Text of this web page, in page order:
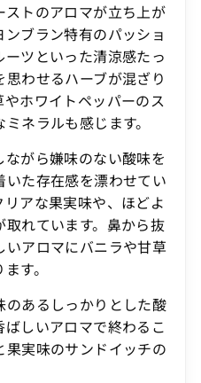
トのアロマが立ち上が
ブラン特有のパッショ
ツといった清涼感たっ
わせるハーブが混ざり
ホワイトペッパーのス
ネラルも感じます。
がら嫌味のない酸味を
た存在感を漂わせてい
アな果実味や、ほどよ
れています。鼻から抜
いアロマにバニラや甘草
す。
あるしっかりとした酸
しいアロマで終わるこ
実味のサンドイッチの